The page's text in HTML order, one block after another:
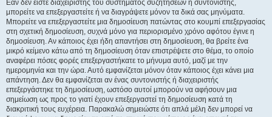
Εάν δεν είστε διαχειριστής του συστήματος συζητήσεων ή συντονιστής,
μπορείτε να επεξεργαστείτε ή να διαγράψετε μόνον τα δικά σας μηνύματα.
Μπορείτε να επεξεργαστείτε μια δημοσίευση πατώντας στο κουμπί επεξεργασίας
στη σχετική δημοσίευση, συχνά μόνο για περιορισμένο χρόνο αφότου έγινε η
δημοσίευση. Αν κάποιος έχει ήδη απαντήσει στη δημοσίευση, θα βρείτε ένα
μικρό κείμενο κάτω από τη δημοσίευση όταν επιστρέψετε στο θέμα, το οποίο
αναφέρει πόσες φορές επεξεργαστήκατε το μήνυμα αυτό, μαζί με την
ημερομηνία και την ώρα. Αυτό εμφανίζεται μόνον όταν κάποιος έχει κάνει μια
απάντηση. Δεν θα εμφανίζεται αν ένας συντονιστής ή διαχειριστής
επεξεργάστηκε τη δημοσίευση, ωστόσο αυτοί μπορούν να αφήσουν μια
σημείωση ως προς το γιατί έχουν επεξεργαστεί τη δημοσίευση κατά τη
διακριτική τους ευχέρεια. Παρακαλώ σημειώστε ότι απλά μέλη δεν μπορεί να